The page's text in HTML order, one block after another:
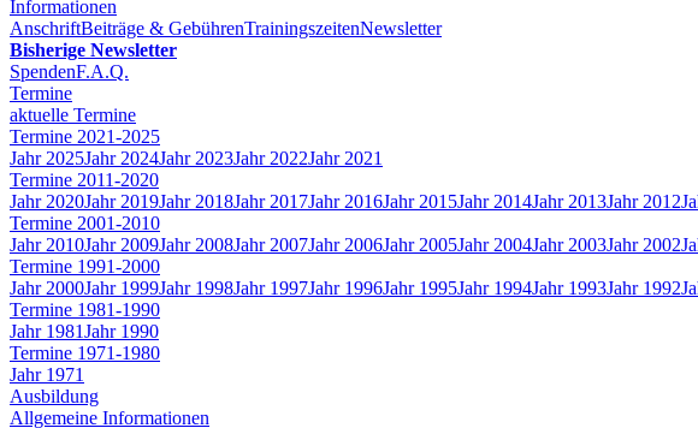
Informationen
AnschriftBeiträge & GebührenTrainingszeitenNewsletter
Bisherige Newsletter
SpendenF.A.Q.
Termine
aktuelle Termine
Termine 2021-2025
Jahr 2025Jahr 2024Jahr 2023Jahr 2022Jahr 2021
Termine 2011-2020
Jahr 2020Jahr 2019Jahr 2018Jahr 2017Jahr 2016Jahr 2015Jahr 2014Jahr 2013Jahr 2012
Termine 2001-2010
Jahr 2010Jahr 2009Jahr 2008Jahr 2007Jahr 2006Jahr 2005Jahr 2004Jahr 2003Jahr 2002
Termine 1991-2000
Jahr 2000Jahr 1999Jahr 1998Jahr 1997Jahr 1996Jahr 1995Jahr 1994Jahr 1993Jahr 1992
Termine 1981-1990
Jahr 1981Jahr 1990
Termine 1971-1980
Jahr 1971
Ausbildung
Allgemeine Informationen